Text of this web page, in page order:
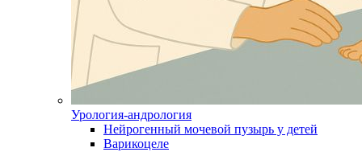
Урология-андрология
Нейрогенный мочевой пузырь у детей
Варикоцеле